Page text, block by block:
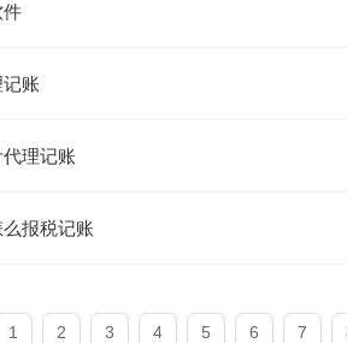
件
账
理记账
报税记账
1 2 3 4 5 6 7